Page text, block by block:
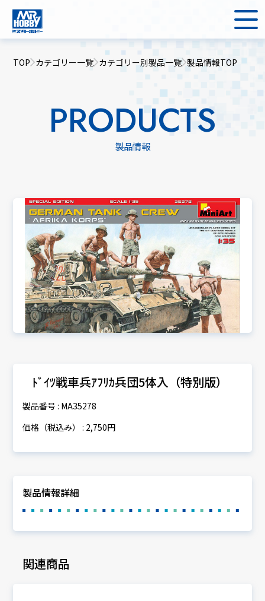
TOP カテゴリー一覧 カテゴリー別製品一覧 製品情報TOP
PRODUCTS
製品情報
ﾄﾞｲﾂ戦車兵ｱﾌﾘｶ兵団5体入（特別版）
製品番号 : MA35278
価格（税込み） : 2,750円
製品情報詳細
関連商品